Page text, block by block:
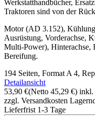
Werkstatthandbücher,
Traktoren sind von der
Motor (AD 3.152),
Ausrüstung, Vorderachse,
Multi-Power), Hinterachse,
Bereifung.
194 Seiten, Format A 4,
Detailansicht
53,90 €(Netto 45,29 €) inkl.
zzgl. Versandkosten
Lieferfrist 1-3 Tage